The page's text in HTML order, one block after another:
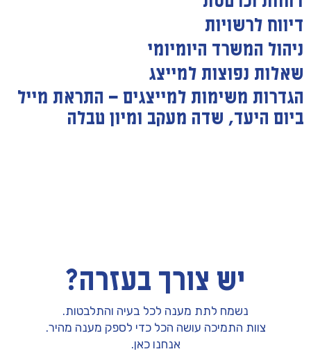
דיווח לרשויות
ניהול המשרד היומיומי
שאלות נפוצות למייצג
הגדרות משימות למייצגים — התראת מייל
ביום היעד, שדה מעקב ומיון טבלה
יש צורך בעזרה?
נשמח לתת מענה לכל בעיה והתלבטות.
צוות התמיכה עושה הכל כדי לספק מענה מהיר.
אנחנו כאן.